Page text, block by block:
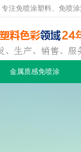
注免喷涂塑料、免喷涂
金属质感免喷涂